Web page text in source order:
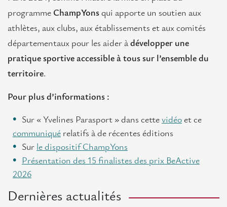
programme ChampYonsqui apporte un soutien aux
athlètes, aux clubs, aux établissements et aux comités
départementaux pour les aider àdévelopper une
pratique sportive accessible à tous sur l’ensemble du
territoire.
Pour plus d’informations :
Sur « Yvelines Parasport » dans cettevidéo et ce
communiqué relatifs à de récentes éditions
Sur le dispositif ChampYons
Présentation des 15 finalistes des prix BeActive
2026
Dernières actualités